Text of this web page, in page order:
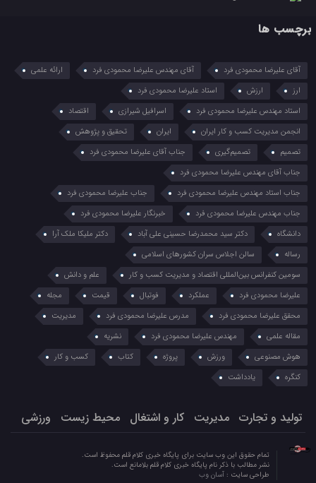
برچسب ها
آقای علیرضا محمودی فرد آقای مهندس علیرضا محمودی فرد
ارائه علمی
ارز
ارزش
استاد علیرضا محمودی فرد
استاد مهندس علیرضا محمودی فرد
اسرافیل شیرازی
اقتصاد
انجمن مدیریت کسب و کار ایران
ایران
تحقیق و پژوهش
تصمیم
تصمیم‌گیری
جناب آقای علیرضا محمودی فرد
جناب آقای مهندس علیرضا محمودی فرد
جناب استاد مهندس علیرضا محمودی فرد
جناب علیرضا محمودی فرد
جناب مهندس علیرضا محمودی فرد
خبرنگار علیرضا محمودی فرد
دانشگاه
دکتر سید محمدرضا حسینی علی آباد
دکتر ملیکا ملک آرا
رساله
سالن اجلاس سران کشورهای اسلامی
سومین کنفرانس بین‌المللی اقتصاد و مدیریت کسب و کار
علم و دانش
علیرضا محمودی فرد
عملکرد فوتبال قیمت
مجله
محقق علیرضا محمودی فرد
مدرس علیرضا محمودی فرد
مدیریت
مقاله علمی
مهندس علیرضا محمودی فرد
نشریه
هوش مصنوعی
ورزش پروژه کتاب
کسب و کار
کنگره
یادداشت
تولید و تجارت مدیریت کار و اشتغال محیط زیست ورزشی
تمام حقوق این وب سایت برای پایگاه خبری کلام قلم محفوظ است.
نشر مطالب با ذکر نام پایگاه خبری کلام قلم بلامانع است.
طراحی سایت : آسان وب